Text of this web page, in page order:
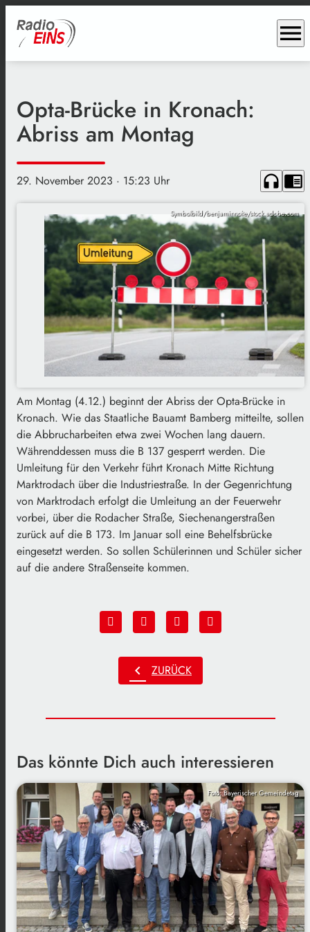
menu
Opta-Brücke in Kronach:
Abriss am Montag
29. November 2023 · 15:23 Uhr headphones chrome_reader_mode
Symbolbild/benjaminnolte/stock.adobe.com
Am Montag (4.12.) beginnt der Abriss der Opta-Brücke in
Kronach. Wie das Staatliche Bauamt Bamberg mitteilte, sollen
die Abbrucharbeiten etwa zwei Wochen lang dauern.
Währenddessen muss die B 137 gesperrt werden. Die
Umleitung für den Verkehr führt Kronach Mitte Richtung
Marktrodach über die Industriestraße. In der Gegenrichtung
von Marktrodach erfolgt die Umleitung an der Feuerwehr
vorbei, über die Rodacher Straße, Siechenangerstraßen
zurück auf die B 173. Im Januar soll eine Behelfsbrücke
eingesetzt werden. So sollen Schülerinnen und Schüler sicher
auf die andere Straßenseite kommen.
chevron_left ZURÜCK
Das könnte Dich auch interessieren
Foto: Bayerischer Gemeindetag